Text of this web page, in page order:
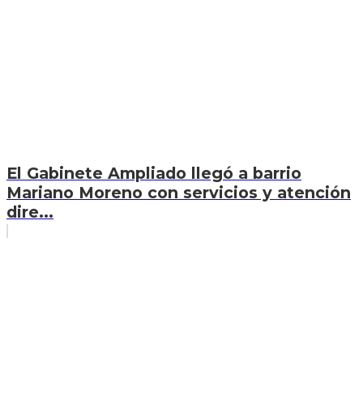
El Gabinete Ampliado llegó a barrio
Mariano Moreno con servicios y atención
dire...